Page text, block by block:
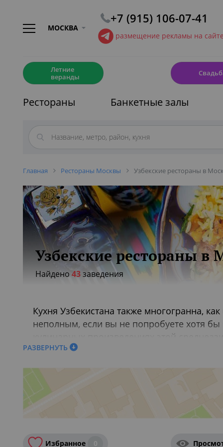
МОСКВА
+7 (915) 106-07-41
размещение рекламы на сайте
Летние
веранды
Рестораны Банкетные залы
Главная Рестораны Москвы Узбекские рестораны в
Узбекские рестораны в
Найдено 43заведения
Кухня Узбекистана также многогранна,
неполным, если вы не попробуете хотя
кулинарных произведениях этой
границы: узбекский ресторан легко найти
Ресторан узбекской кухни
Не менее вдохновят вас и узбекские
роскошные заведения, будто сошедшие
Узбекский ресторан
РАЗВЕРНУТЬ
Избранное 0